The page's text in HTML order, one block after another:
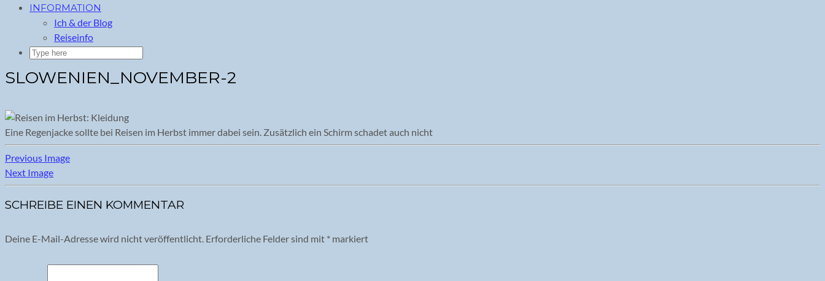
INFORMATION
Ich & der Blog
Reiseinfo
SLOWENIEN_NOVEMBER-2
Eine Regenjacke sollte bei Reisen im Herbst immer dabei sein. Zusätzlich ein Schirm schadet auch nicht
Previous Image
Next Image
SCHREIBE EINEN KOMMENTAR
Deine E-Mail-Adresse wird nicht veröffentlicht. Erforderliche Felder sind mit * markiert